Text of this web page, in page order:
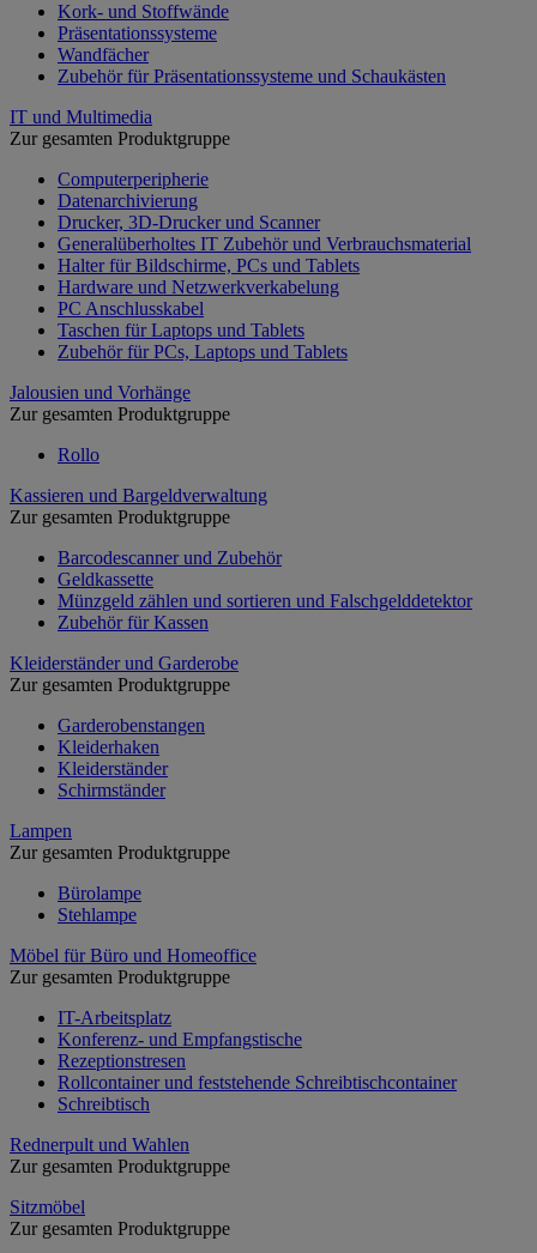
Kork- und Stoffwände
Präsentationssysteme
Wandfächer
Zubehör für Präsentationssysteme und Schaukästen
IT und Multimedia
Zur gesamten Produktgruppe
Computerperipherie
Datenarchivierung
Drucker, 3D-Drucker und Scanner
Generalüberholtes IT Zubehör und Verbrauchsmaterial
Halter für Bildschirme, PCs und Tablets
Hardware und Netzwerkverkabelung
PC Anschlusskabel
Taschen für Laptops und Tablets
Zubehör für PCs, Laptops und Tablets
Jalousien und Vorhänge
Zur gesamten Produktgruppe
Rollo
Kassieren und Bargeldverwaltung
Zur gesamten Produktgruppe
Barcodescanner und Zubehör
Geldkassette
Münzgeld zählen und sortieren und Falschgelddetektor
Zubehör für Kassen
Kleiderständer und Garderobe
Zur gesamten Produktgruppe
Garderobenstangen
Kleiderhaken
Kleiderständer
Schirmständer
Lampen
Zur gesamten Produktgruppe
Bürolampe
Stehlampe
Möbel für Büro und Homeoffice
Zur gesamten Produktgruppe
IT-Arbeitsplatz
Konferenz- und Empfangstische
Rezeptionstresen
Rollcontainer und feststehende Schreibtischcontainer
Schreibtisch
Rednerpult und Wahlen
Zur gesamten Produktgruppe
Sitzmöbel
Zur gesamten Produktgruppe